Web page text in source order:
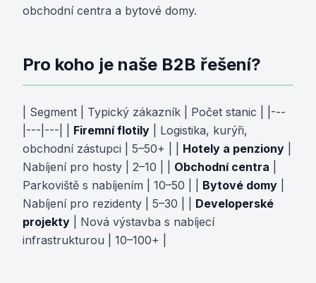
obchodní centra a bytové domy.
Pro koho je naše B2B řešení?
| Segment | Typický zákazník | Počet stanic | |---
|---|---| | Firemní flotily | Logistika, kurýři,
obchodní zástupci | 5–50+ | | Hotely a penziony
Nabíjení pro hosty | 2–10 | | Obchodní centra
Parkoviště s nabíjením | 10–50 | | Bytové domy
Nabíjení pro rezidenty | 5–30 | | Developerské
projekty | Nová výstavba s nabíjecí
infrastrukturou | 10–100+ |